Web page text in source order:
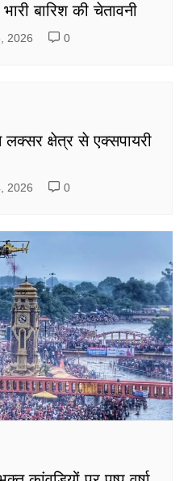
बारिश की चेतावनी
2026 0
लक्सर क्षेत्र से एक्सपायरी
2026 0